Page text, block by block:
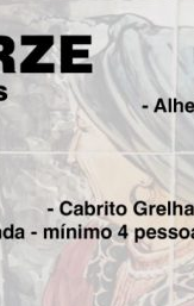
ocorrer na
Freguesia
PP, foi eleito
Presidente
do PSD.